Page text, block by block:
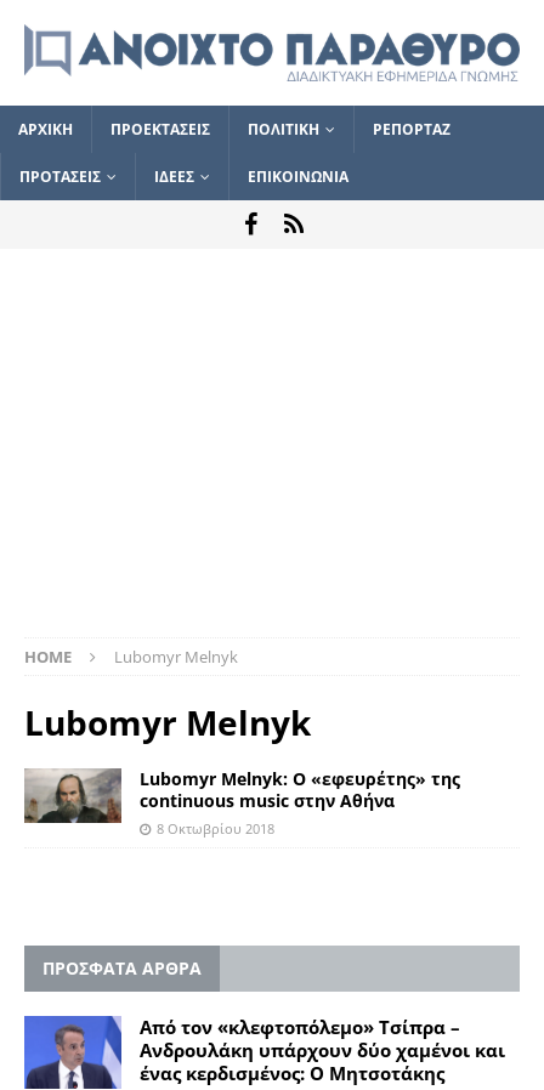
ΑΡΧΙΚΗ ΠΡΟΕΚΤΑΣΕΙΣ ΠΟΛΙΤΙΚΗ ΡΕΠΟΡΤΑΖ
ΠΡΟΤΑΣΕΙΣ ΙΔΕΕΣ ΕΠΙΚΟΙΝΩΝΙΑ
HOME Lubomyr Melnyk
Lubomyr Melnyk
Lubomyr Melnyk: O «εφευρέτης» της
continuous music στην Αθήνα
8 Οκτωβρίου 2018
ΠΡΟΣΦΑΤΑ ΑΡΘΡΑ
Από τον «κλεφτοπόλεμο» Τσίπρα –
Ανδρουλάκη υπάρχουν δύο χαμένοι και
ένας κερδισμένος: Ο Μητσοτάκης